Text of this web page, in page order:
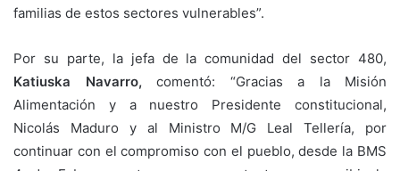
familias de estos sectores vulnerables”.
Por su parte, la jefa de la comunidad del sector 480,
Katiuska Navarro, comentó: “Gracias a la Misión
Alimentación y a nuestro Presidente constitucional,
Nicolás Maduro y al Ministro M/G Leal Tellería, por
continuar con el compromiso con el pueblo, desde la BMS